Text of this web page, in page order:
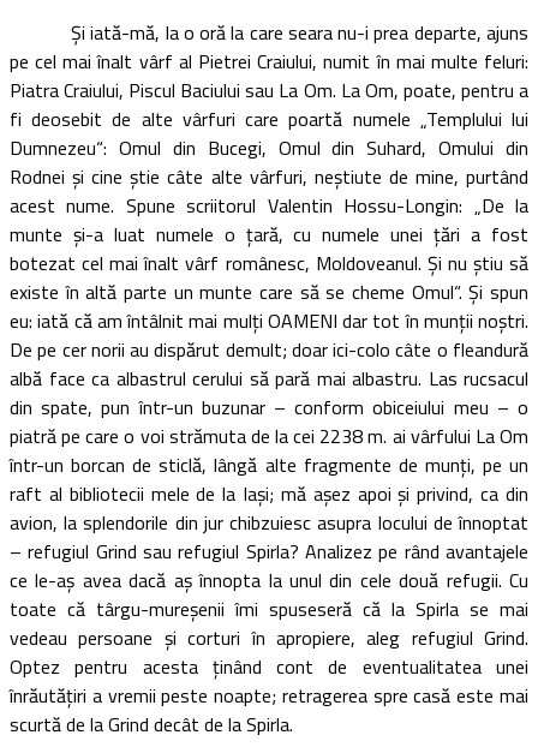
Şi iată-mă, la o oră la care seara nu-i prea departe, ajuns
pe cel mai înalt vârf al Pietrei Craiului, numit în mai multe feluri:
Piatra Craiului, Piscul Baciului sau La Om. La Om, poate, pentru a
fi deosebit de alte vârfuri care poartă numele „Templului lui
Dumnezeu“: Omul din Bucegi, Omul din Suhard, Omului din
Rodnei şi cine ştie câte alte vârfuri, neştiute de mine, purtând
acest nume. Spune scriitorul Valentin Hossu-Longin: „De la
munte şi-a luat numele o ţară, cu numele unei ţări a fost
botezat cel mai înalt vârf românesc, Moldoveanul. Şi nu ştiu să
existe în altă parte un munte care să se cheme Omul“. Şi spun
eu: iată că am întâlnit mai mulţi OAMENI dar tot în munţii noştri.
De pe cer norii au dispărut demult; doar ici-colo câte o fleandură
albă face ca albastrul cerului să pară mai albastru. Las rucsacul
din spate, pun într-un buzunar – conform obiceiului meu – o
piatră pe care o voi strămuta de la cei 2238 m. ai vârfului La Om
într-un borcan de sticlă, lângă alte fragmente de munţi, pe un
raft al bibliotecii mele de la Iaşi; mă aşez apoi şi privind, ca din
avion, la splendorile din jur chibzuiesc asupra locului de înnoptat
– refugiul Grind sau refugiul Spirla? Analizez pe rând avantajele
ce le-aş avea dacă aş înnopta la unul din cele două refugii. Cu
toate că târgu-mureşenii îmi spuseseră că la Spirla se mai
vedeau persoane şi corturi în apropiere, aleg refugiul Grind.
Optez pentru acesta ţinând cont de eventualitatea unei
înrăutăţiri a vremii peste noapte; retragerea spre casă este mai
scurtă de la Grind decât de la Spirla.